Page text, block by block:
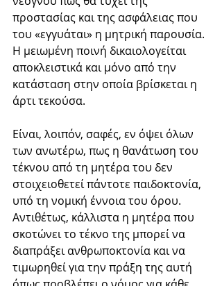
προστασίας και της ασφάλειας που
του «εγγυάται» η μητρική παρουσία.
Η μειωμένη ποινή δικαιολογείται
αποκλειστικά και μόνο από την
κατάσταση στην οποία βρίσκεται η
άρτι τεκούσα.
Είναι, λοιπόν, σαφές, εν όψει όλων
των ανωτέρω, πως η θανάτωση του
τέκνου από τη μητέρα του δεν
στοιχειοθετεί πάντοτε παιδοκτονία,
υπό τη νομική έννοια του όρου.
Αντιθέτως, κάλλιστα η μητέρα που
σκοτώνει το τέκνο της μπορεί να
διαπράξει ανθρωποκτονία και να
τιμωρηθεί για την πράξη της αυτή